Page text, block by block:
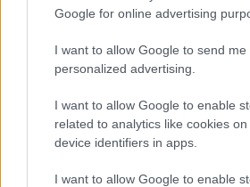
Google for online advertising
I want to allow Google to send me
personalized advertising.
I want to allow Google to enable
related to analytics like cookies
device identifiers in apps.
I want to allow Google to enable
HÍRLEVÉL